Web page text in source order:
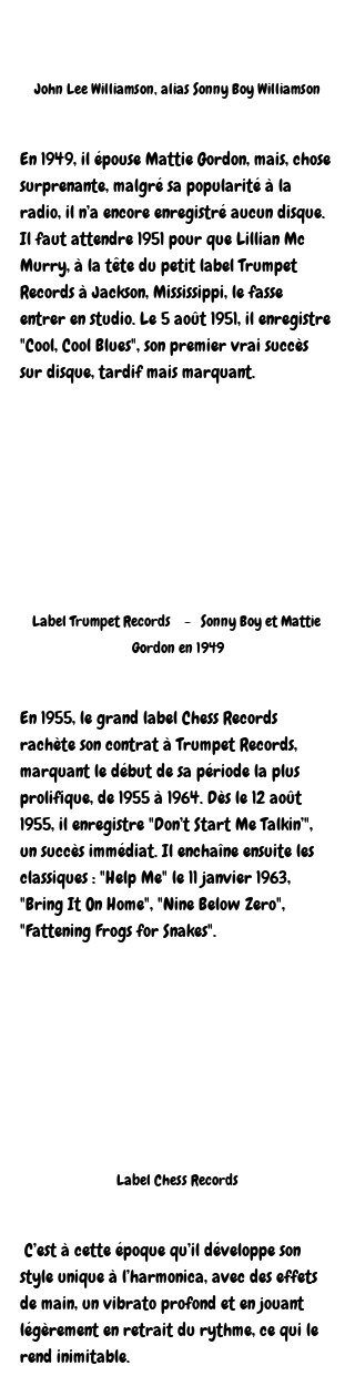
John Lee Williamson, alias Sonny Boy Williamson
En 1949, il épouse Mattie Gordon, mais, chose
surprenante, malgré sa popularité à la
radio, il n’a encore enregistré aucun disque.
Il faut attendre 1951 pour que Lillian Mc
Murry, à la tête du petit label Trumpet
Records à Jackson, Mississippi, le fasse
entrer en studio. Le 5 août 1951, il enregistre
"Cool, Cool Blues", son premier vrai succès
sur disque, tardif mais marquant.
Label Trumpet Records    -   Sonny Boy et Mattie
Gordon en 1949
En 1955, le grand label Chess Records
rachète son contrat à Trumpet Records,
marquant le début de sa période la plus
prolifique, de 1955 à 1964. Dès le 12 août
1955, il enregistre "Don’t Start Me Talkin’",
un succès immédiat. Il enchaîne ensuite les
classiques : "Help Me" le 11 janvier 1963,
"Bring It On Home", "Nine Below Zero",
"Fattening Frogs for Snakes".
Label Chess Records
style unique à l’harmonica, avec des effets
de main, un vibrato profond et en jouant
légèrement en retrait du rythme, ce qui le
rend inimitable.